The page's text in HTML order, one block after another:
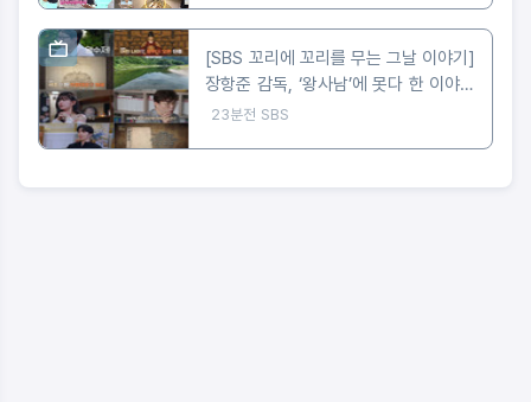
[SBS 꼬리에 꼬리를 무는 그날 이야기]
장항준 감독, ‘왕사남’에 못다 한 이야기
‘꼬꼬무’로 정리! 2049 시청률 ‘교양, 예
23분전 SBS